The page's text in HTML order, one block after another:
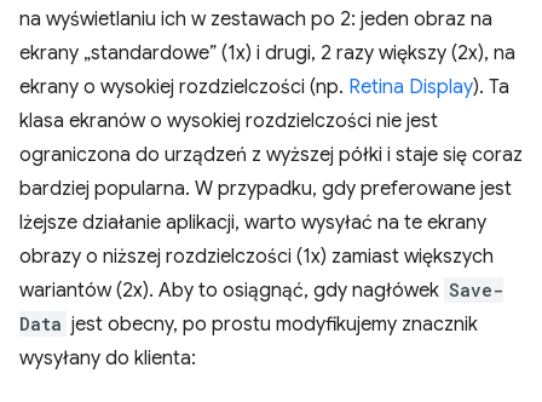
na wyświetlaniu ich w zestawach po 2: jeden obraz na
ekrany „standardowe” (1x) i drugi, 2 razy większy (2x), na
ekrany o wysokiej rozdzielczości (np. Retina Display). Ta
klasa ekranów o wysokiej rozdzielczości nie jest
ograniczona do urządzeń z wyższej półki i staje się coraz
bardziej popularna. W przypadku, gdy preferowane jest
lżejsze działanie aplikacji, warto wysyłać na te ekrany
obrazy o niższej rozdzielczości (1x) zamiast większych
wariantów (2x). Aby to osiągnąć, gdy nagłówek Save-
Data jest obecny, po prostu modyfikujemy znacznik
wysyłany do klienta: